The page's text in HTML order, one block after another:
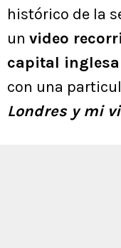
histórico de la
un video
capital inglesa
con una
Londres y mi